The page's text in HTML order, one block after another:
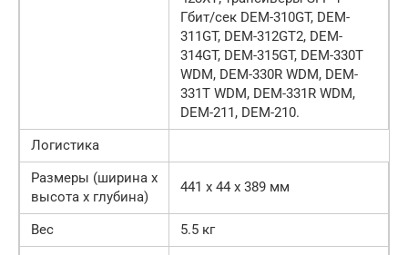
Гбит/сек DEM-310GT, DEM-
311GT, DEM-312GT2, DEM-
314GT, DEM-315GT, DEM-330T
WDM, DEM-330R WDM, DEM-
331T WDM, DEM-331R WDM,
DEM-211, DEM-210.
Логистика
Размеры (ширина x
высота x глубина)
441 x 44 x 389 мм
Вес
5.5 кг